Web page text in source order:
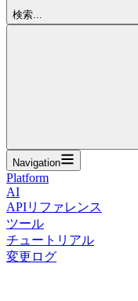
検索...
Navigation
Platform
AI
APIリファレンス
ツール
チュートリアル
変更ログ